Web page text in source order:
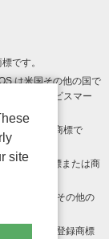
です。
は米国その他の国で
Inc. のサービスマー
LLC の商標で
ける登録商標または商
米国およびその他の
商標または登録商標
site